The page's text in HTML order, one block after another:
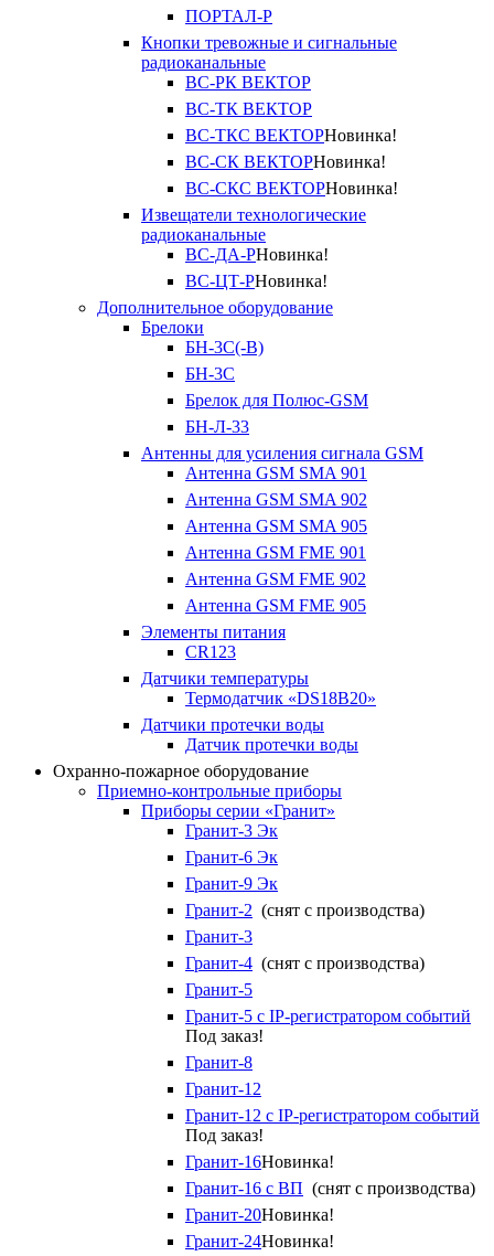
ПОРТАЛ-Р
Кнопки тревожные и сигнальные
радиоканальные
ВС-РК ВЕКТОР
ВС-ТК ВЕКТОР
ВС-ТКС ВЕКТОРНовинка!
ВС-СК ВЕКТОРНовинка!
ВС-СКС ВЕКТОРНовинка!
Извещатели технологические
радиоканальные
ВС-ДА-РНовинка!
ВС-ЦТ-РНовинка!
Дополнительное оборудование
Брелоки
БН-3С(-В)
БН-3С
Брелок для Полюс-GSM
БН-Л-33
Антенны для усиления сигнала GSM
Антенна GSM SMA 901
Антенна GSM SMA 902
Антенна GSM SMA 905
Антенна GSM FME 901
Антенна GSM FME 902
Антенна GSM FME 905
Элементы питания
CR123
Датчики температуры
Термодатчик «DS18B20»
Датчики протечки воды
Датчик протечки воды
Охранно-пожарное оборудование
Приемно-контрольные приборы
Приборы серии «Гранит»
Гранит-3 Эк
Гранит-6 Эк
Гранит-9 Эк
Гранит-2 (снят с производства)
Гранит-3
Гранит-4 (снят с производства)
Гранит-5
Гранит-5 с IP-регистратором событий
Под заказ!
Гранит-8
Гранит-12
Гранит-12 с IP-регистратором событий
Под заказ!
Гранит-16Новинка!
Гранит-16 с ВП (снят с производства)
Гранит-20Новинка!
Гранит-24Новинка!